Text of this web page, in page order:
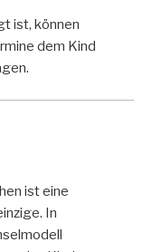
ist, können
dem Kind
ist eine
In